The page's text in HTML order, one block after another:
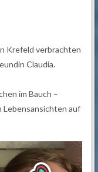
Krefeld verbrachten
Claudia.
im Bauch –
Lebensansichten auf